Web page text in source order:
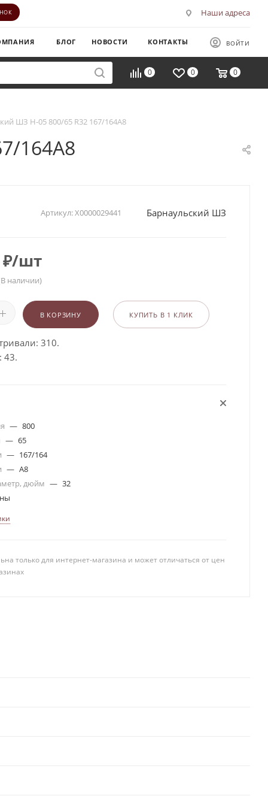
Наши адреса
БЛОГ НОВОСТИ КОНТАКТЫ ВОЙТИ
0 0 0
ШЗ H-05 800/65 R32 167/164A8
164A8
Артикул:Х0000029441 Барнаульский ШЗ
/шт
наличии)
В КОРЗИНУ КУПИТЬ В 1 КЛИК
310.
43.
— 800
— 65
— 167/164
— A8
дюйм — 32
только для интернет-магазина и может отличаться от цен